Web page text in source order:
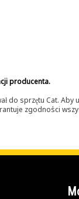
producenta.
sprzętu Cat.
zgodności